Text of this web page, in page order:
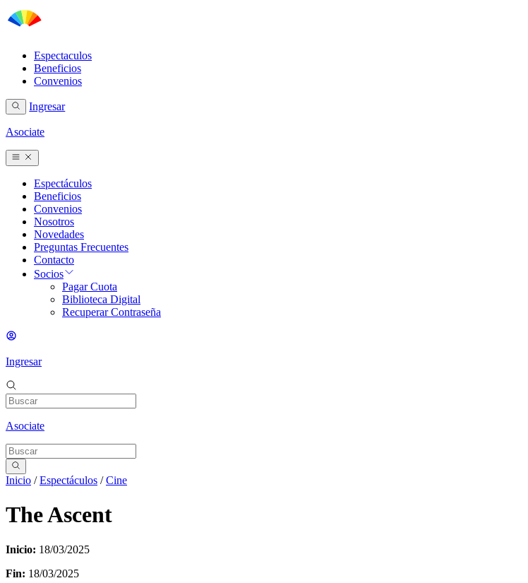
Espectaculos
Beneficios
Convenios
Ingresar
Asociate
Espectáculos
Beneficios
Convenios
Nosotros
Novedades
Preguntas Frecuentes
Contacto
Socios
Pagar Cuota
Biblioteca Digital
Recuperar Contraseña
Ingresar
Asociate
Inicio /Espectáculos /Cine
The Ascent
Inicio: 18/03/2025
Fin: 18/03/2025